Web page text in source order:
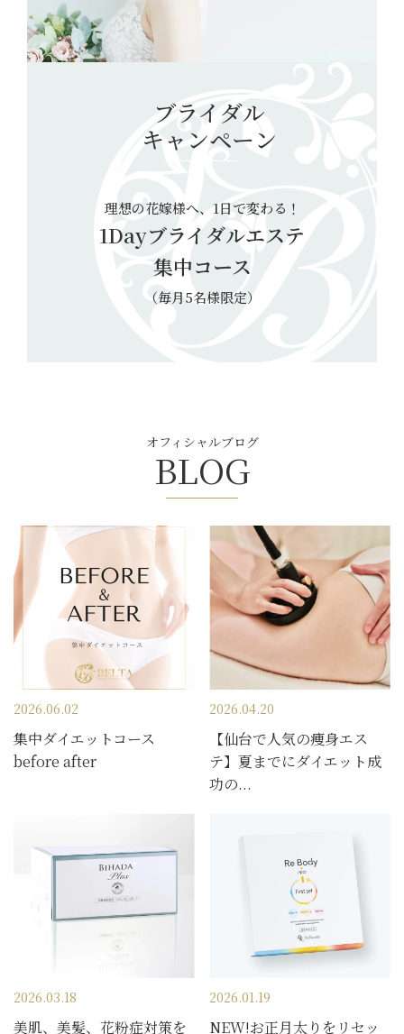
ブライダル
キャンペーン
理想の花嫁様へ、1日で変わる！
1Dayブライダルエステ
集中コース
（毎月5名様限定）
オフィシャルブログ
BLOG
2026.06.02
集中ダイエットコース
before after
2026.04.20
【仙台で人気の痩身エス
テ】夏までにダイエット成
功の...
2026.03.18
美肌、美髪、花粉症対策を
2026.01.19
NEW!お正月太りをリセッ